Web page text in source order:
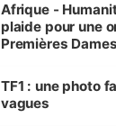
Afrique -
plaide pour une
Premières
sur la scène
TF1 : une photo
vagues